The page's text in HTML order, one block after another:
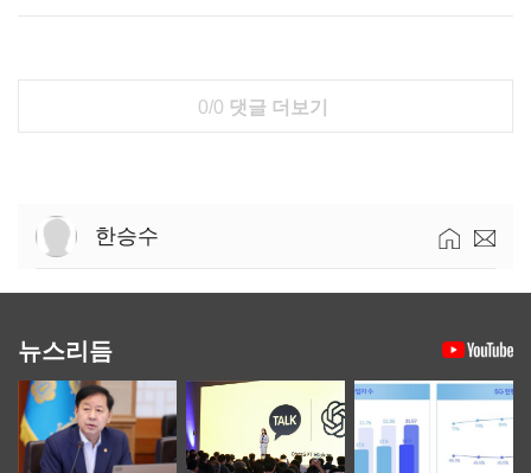
0/0 댓글 더보기
한승수
뉴스리듬